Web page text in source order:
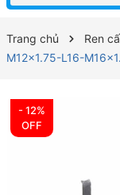
Trang chủ Ren
M12x1.75-L16-
- 12%
OFF